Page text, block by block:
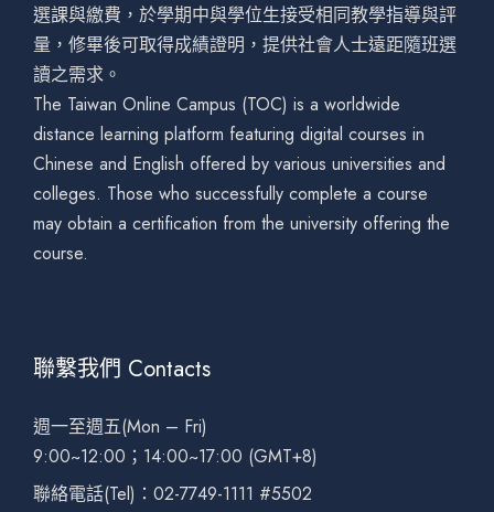
選課與繳費，於學期中與學位生接受相同教學指導與評
量，修畢後可取得成績證明，提供社會人士遠距隨班選
讀之需求。
The Taiwan Online Campus (TOC) is a worldwide
distance learning platform featuring digital courses in
Chinese and English offered by various universities and
colleges. Those who successfully complete a course
may obtain a certification from the university offering the
course.
聯繫我們 Contacts
週一至週五(Mon – Fri)
9:00~12:00；14:00~17:00 (GMT+8)
聯絡電話(Tel)：02-7749-1111 #5502